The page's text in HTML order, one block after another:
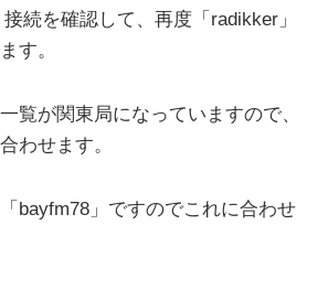
続を確認して、再度「radikker」
す。
覧が関東局になっていますので、
わせます。
bayfm78」ですのでこれに合わせ